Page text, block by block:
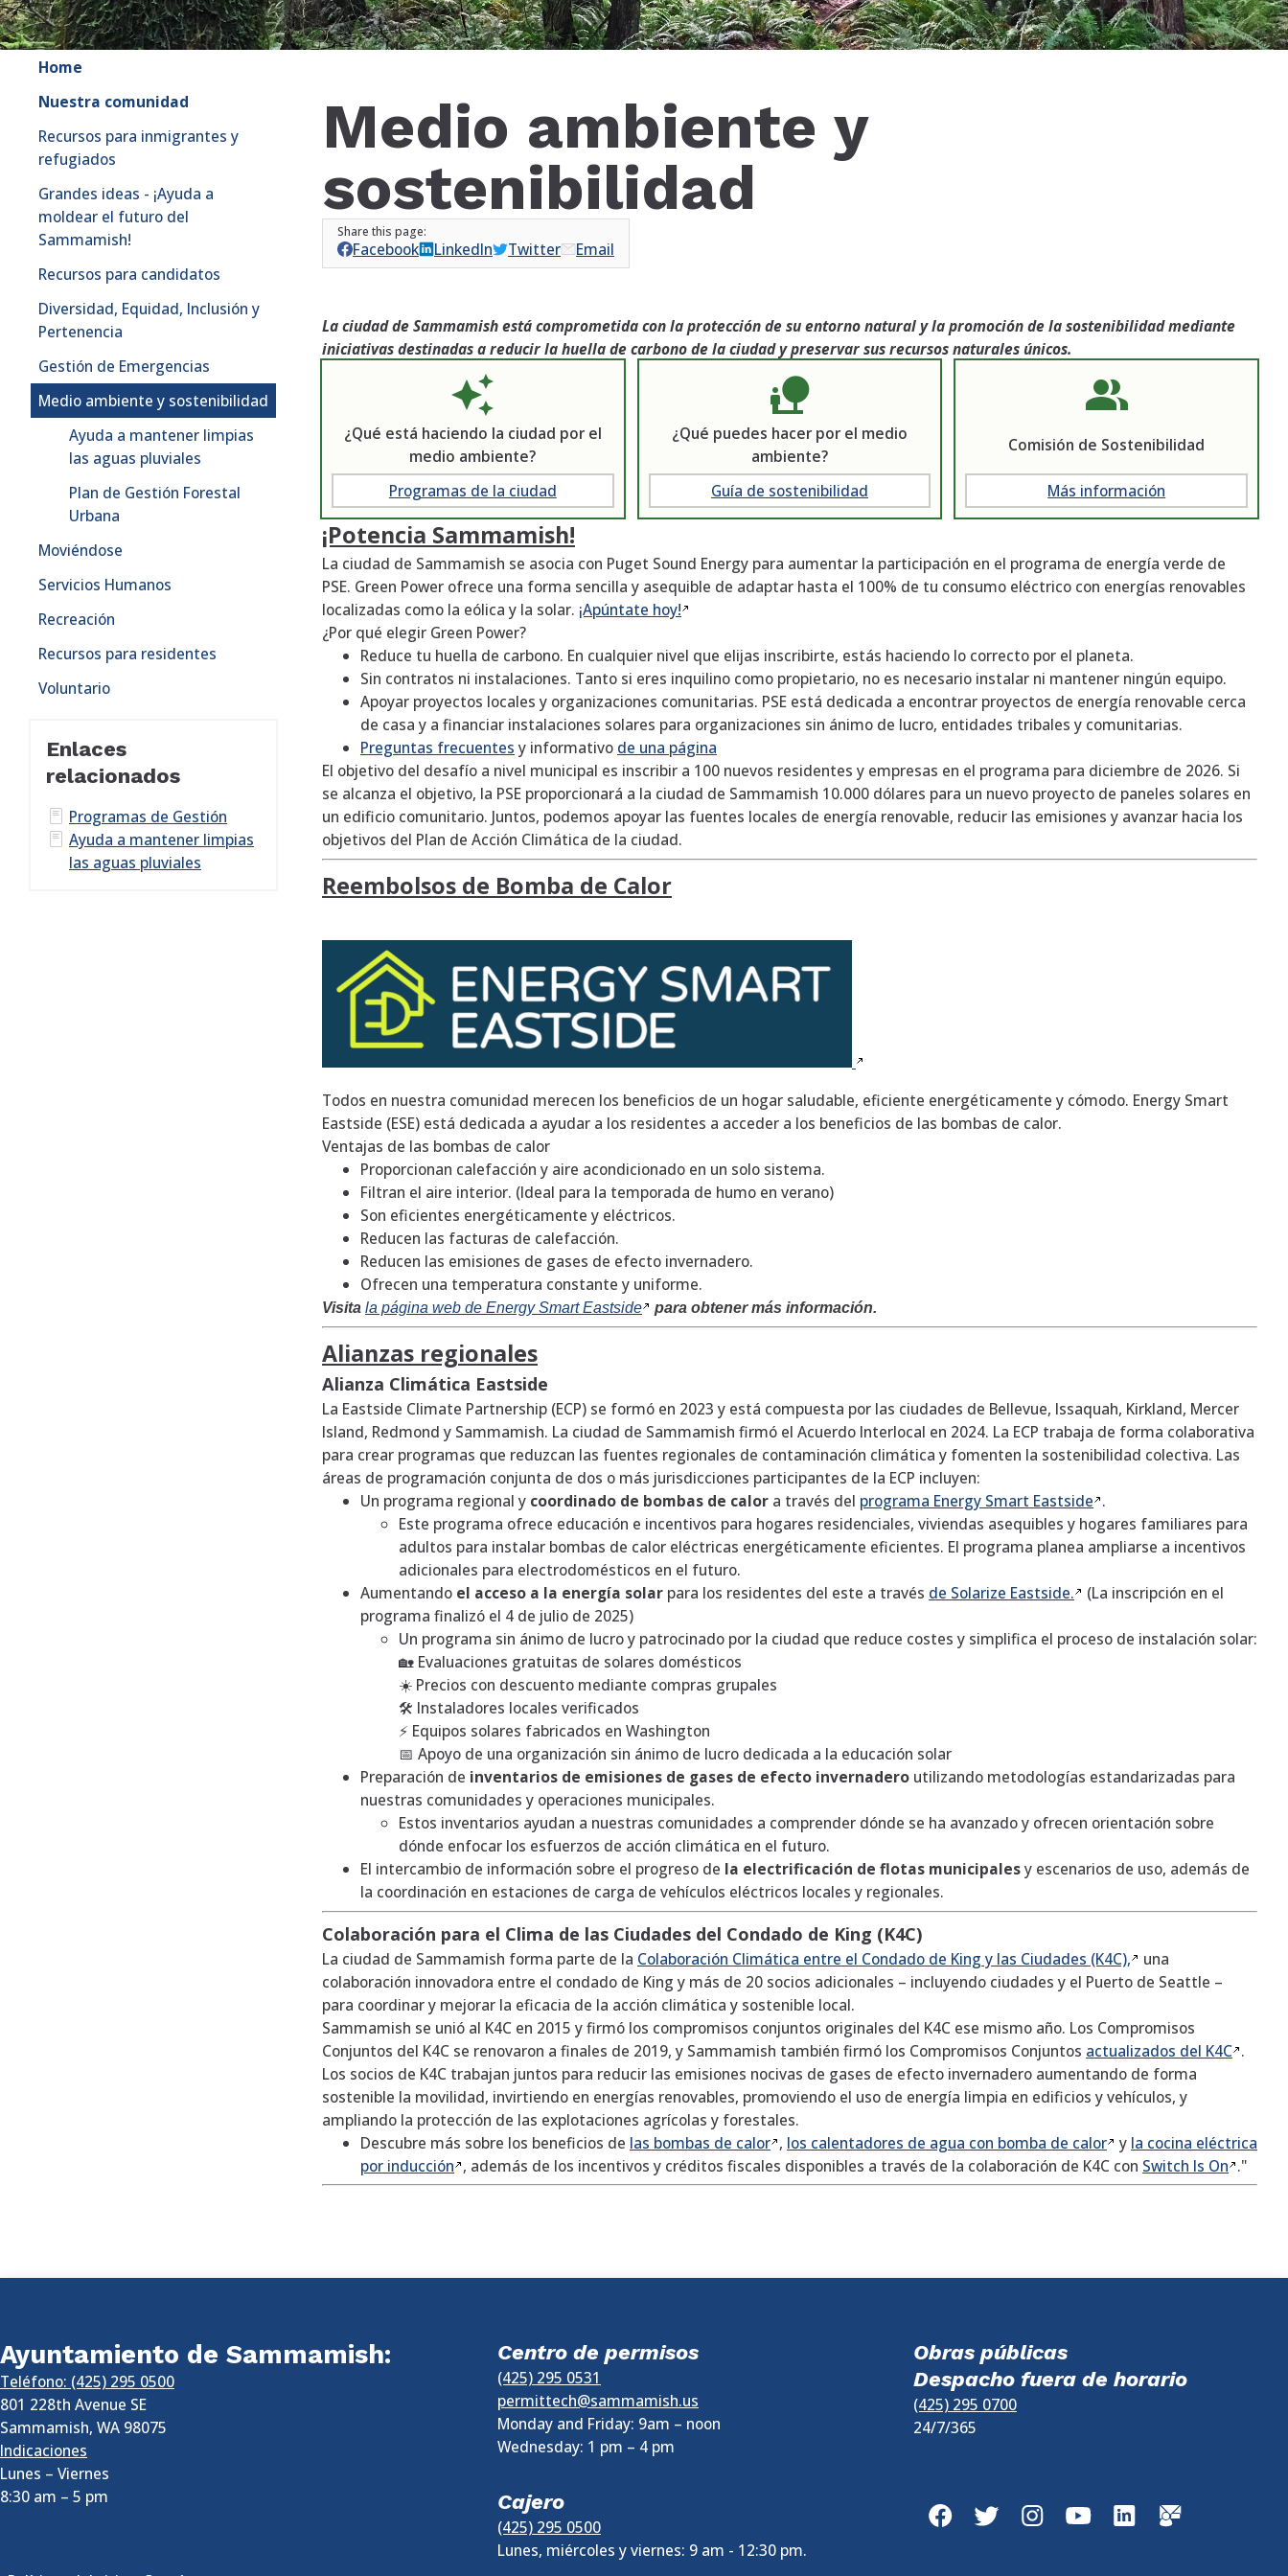
Home
Nuestra comunidad
Recursos para inmigrantes y
refugiados
Grandes ideas - ¡Ayuda a
moldear el futuro del
Sammamish!
Recursos para candidatos
Diversidad, Equidad, Inclusión y
Pertenencia
Gestión de Emergencias
Medio ambiente y sostenibilidad
Ayuda a mantener limpias
las aguas pluviales
Plan de Gestión Forestal
Urbana
Moviéndose
Servicios Humanos
Recreación
Recursos para residentes
Voluntario
Medio ambiente y
sostenibilidad
Facebook LinkedIn Twitter Email
La ciudad de Sammamish está comprometida con la protección de su entorno natural y la promoción de la sostenibilidad mediante
iniciativas destinadas a reducir la huella de carbono de la ciudad y preservar sus recursos naturales únicos.
Enlaces
relacionados
Programas de Gestión
Ayuda a mantener limpias
las aguas pluviales
¿Qué está haciendo la ciudad por el
medio ambiente?
auto_awesome
Programas de la ciudad
¿Qué puedes hacer por el medio
ambiente?
nature_people
Guía de sostenibilidad
Comisión de Sostenibilidad
people_alt
Más información
¡Potencia Sammamish!
La ciudad de Sammamish se asocia con Puget Sound Energy para aumentar la participación en el programa de energía verde de
PSE. Green Power ofrece una forma sencilla y asequible de adaptar hasta el 100% de tu consumo eléctrico con energías renovables
localizadas como la eólica y la solar. ¡Apúntate hoy!
¿Por qué elegir Green Power?
Reduce tu huella de carbono. En cualquier nivel que elijas inscribirte, estás haciendo lo correcto por el planeta.
Sin contratos ni instalaciones. Tanto si eres inquilino como propietario, no es necesario instalar ni mantener ningún equipo.
Apoyar proyectos locales y organizaciones comunitarias. PSE está dedicada a encontrar proyectos de energía renovable cerca
de casa y a financiar instalaciones solares para organizaciones sin ánimo de lucro, entidades tribales y comunitarias.
Preguntas frecuentes y informativo de una página
El objetivo del desafío a nivel municipal es inscribir a 100 nuevos residentes y empresas en el programa para diciembre de 2026. Si
se alcanza el objetivo, la PSE proporcionará a la ciudad de Sammamish 10.000 dólares para un nuevo proyecto de paneles solares en
un edificio comunitario. Juntos, podemos apoyar las fuentes locales de energía renovable, reducir las emisiones y avanzar hacia los
objetivos del Plan de Acción Climática de la ciudad.
Reembolsos de Bomba de Calor
Todos en nuestra comunidad merecen los beneficios de un hogar saludable, eficiente energéticamente y cómodo. Energy Smart
Eastside (ESE) está dedicada a ayudar a los residentes a acceder a los beneficios de las bombas de calor.
Ventajas de las bombas de calor
Proporcionan calefacción y aire acondicionado en un solo sistema.
Filtran el aire interior. (Ideal para la temporada de humo en verano)
Son eficientes energéticamente y eléctricos.
Reducen las facturas de calefacción.
Reducen las emisiones de gases de efecto invernadero.
Ofrecen una temperatura constante y uniforme.
Visita la página web de Energy SmartEastside para obtener más información.
Alianzas regionales
Alianza Climática Eastside
La Eastside Climate Partnership (ECP) se formó en 2023 y está compuesta por las ciudades de Bellevue, Issaquah, Kirkland, Mercer
Island, Redmond y Sammamish. La ciudad de Sammamish firmó el Acuerdo Interlocal en 2024. La ECP trabaja de forma colaborativa
para crear programas que reduzcan las fuentes regionales de contaminación climática y fomenten la sostenibilidad colectiva. Las
áreas de programación conjunta de dos o más jurisdicciones participantes de la ECP incluyen:
Un programa regional y coordinado de bombas de calor a través del programa Energy Smart Eastside .
Este programa ofrece educación e incentivos para hogares residenciales, viviendas asequibles y hogares familiares para
adultos para instalar bombas de calor eléctricas energéticamente eficientes. El programa planea ampliarse a incentivos
adicionales para electrodomésticos en el futuro.
Aumentando el acceso a la energía solar para los residentes del este a través de Solarize Eastside.
(La inscripción en el
programa finalizó el 4 de julio de 2025)
Un programa sin ánimo de lucro y patrocinado por la ciudad que reduce costes y simplifica el proceso de instalación solar:
🏡 Evaluaciones gratuitas de solares domésticos
☀️ Precios con descuento mediante compras grupales
🛠️ Instaladores locales verificados
⚡ Equipos solares fabricados en Washington
📅 Apoyo de una organización sin ánimo de lucro dedicada a la educación solar
Preparación de inventarios de emisiones de gases de efecto invernadero utilizando metodologías estandarizadas para
nuestras comunidades y operaciones municipales.
Estos inventarios ayudan a nuestras comunidades a comprender dónde se ha avanzado y ofrecen orientación sobre
dónde enfocar los esfuerzos de acción climática en el futuro.
El intercambio de información sobre el progreso de la electrificación de flotas municipalesy escenarios de uso, además de
la coordinación en estaciones de carga de vehículos eléctricos locales y regionales.
Colaboración para el Clima de las Ciudades del Condado de King (K4C)
La ciudad de Sammamish forma parte de la Colaboración Climática entre el Condado de King y las Ciudades (K4C),
una
colaboración innovadora entre el condado de King y más de 20 socios adicionales – incluyendo ciudades y el Puerto de Seattle –
para coordinar y mejorar la eficacia de la acción climática y sostenible local.
Sammamish se unió al K4C en 2015 y firmó los compromisos conjuntos originales del K4C ese mismo año. Los Compromisos
Conjuntos del K4C se renovaron a finales de 2019, y Sammamish también firmó los Compromisos Conjuntos actualizados del K4C .
Los socios de K4C trabajan juntos para reducir las emisiones nocivas de gases de efecto invernadero aumentando de forma
sostenible la movilidad, invirtiendo en energías renovables, promoviendo el uso de energía limpia en edificios y vehículos, y
ampliando la protección de las explotaciones agrícolas y forestales.
Descubre más sobre los beneficios de las bombas de calor , los calentadores de agua con bomba de calor y la cocina eléctrica
por inducción , además de los incentivos y créditos fiscales disponibles a través de la colaboración de K4C con Switch Is On ."
Ayuntamiento de Sammamish:
Teléfono: (425) 295 0500
801 228th Avenue SE
Sammamish, WA 98075
Indicaciones
Lunes – Viernes
8:30 am – 5 pm
Centro de permisos
(425) 295 0531
permittech@sammamish.us
Monday and Friday: 9am – noon
Wednesday: 1 pm – 4 pm
Cajero
(425) 295 0500
Lunes, miércoles y viernes: 9 am - 12:30 pm.
Obras públicas
Despacho fuera de horario
(425) 295 0700
24/7/365
FacebookTwitterInstagramYouTubeLinkedInGovDelivery